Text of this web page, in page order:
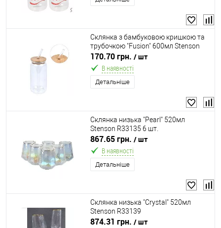
Склянка з бамбуковою кришкою та
трубочкою "Fusion" 600мл Stenson
R10935
170.70 грн. / шт
В наявності
Детальніше
Склянка низька "Pearl" 520мл
Stenson R33135 6 шт.
867.65 грн. / шт
В наявності
Детальніше
Склянка низька "Crystal" 520мл
Stenson R33139
874.31 грн. / шт